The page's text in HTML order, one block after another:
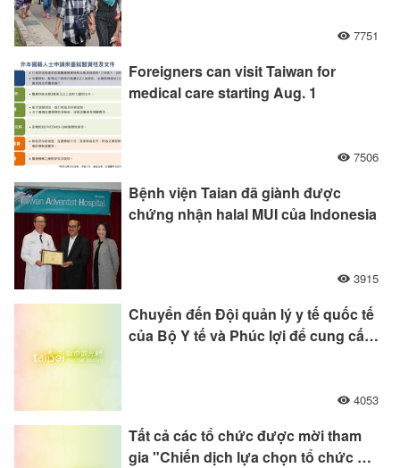
của Bệnh viện Hồi giáo Thân thiện7751
Foreigners can visit Taiwan for
medical care starting Aug. 1
7506
Bệnh viện Taian đã giành được
chứng nhận halal MUI của Indonesia
3915
Chuyển đến Đội quản lý y tế quốc tế
của Bộ Y tế và Phúc lợi để cung cấp
nguyên của Bộ Nội vụ.Tất cả các tổ
4053
Tất cả các tổ chức được mời tham
gia "Chiến dịch lựa chọn tổ chức y